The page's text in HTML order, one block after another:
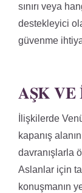
sınırı veya
destekleyici
güvenme
AŞK
İlişkilerde
kapanış
davranışlarla
Aslanlar için
konuşmanın